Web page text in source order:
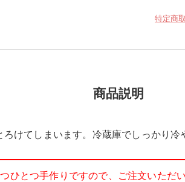
特定商
商品説明
けてしまいます。冷蔵庫でしっかり冷
ひとつ手作りですので、ご注文いただ